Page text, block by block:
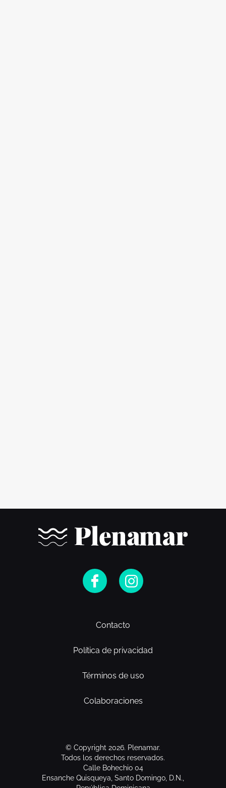
Contacto
Política de privacidad
Términos de uso
Colaboraciones
© Copyright 2026. Plenamar.
Todos los derechos reservados.
Calle Bohechio 04
Ensanche Quisqueya, Santo Domingo, D.N.,